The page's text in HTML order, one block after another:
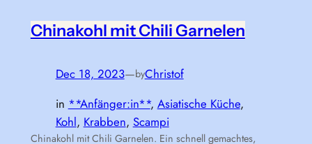
Chinakohl mit Chili Garnelen
Dec 18, 2023—byChristof
in **Anfänger:in**, Asiatische Küche
Kohl, Krabben, Scampi
Chinakohl mit Chili Garnelen. Ein schnell gemachtes,